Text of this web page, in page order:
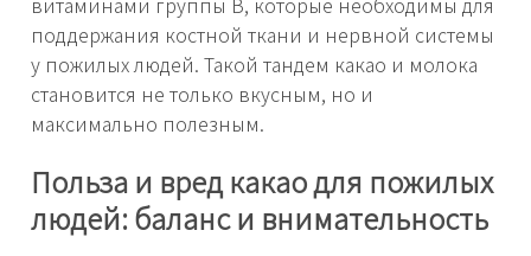
поддержания костной ткани и нервной системы
у пожилых людей. Такой тандем какао и молока
становится не только вкусным, но и
максимально полезным.
Польза и вред какао для пожилых
людей: баланс и внимательность